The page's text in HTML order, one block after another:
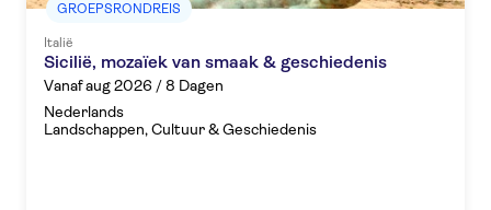
GROEPSRONDREIS
Italië
Sicilië, mozaïek van smaak & geschiedenis
Vanaf aug 2026 / 8 Dagen
Nederlands
Landschappen, Cultuur & Geschiedenis